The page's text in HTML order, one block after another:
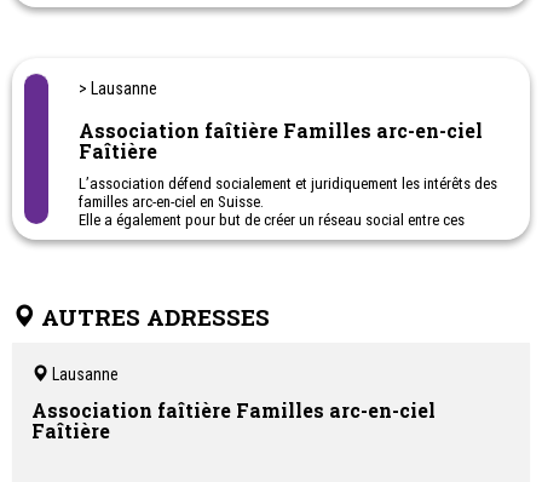
> Lausanne
Association faîtière Familles arc-en-ciel
Faîtière
L’association défend socialement et juridiquement les intérêts des
familles arc-en-ciel en Suisse.
Elle a également pour but de créer un réseau social entre ces
familles et les personnes ou organisations intéressées en Suisse
Différents services de conseil pour les familles et les personnes
Nouveau! Une brochure d'information Familles arc-en-ciel dans le
canton de Vaud est à votre disposition gratuitement.
Vous pouvez la télécharger gratuitement commander à
vaud@famillesarcenciel.ch
AUTRES ADRESSES
Lausanne
Association faîtière Familles arc-en-ciel
Faîtière